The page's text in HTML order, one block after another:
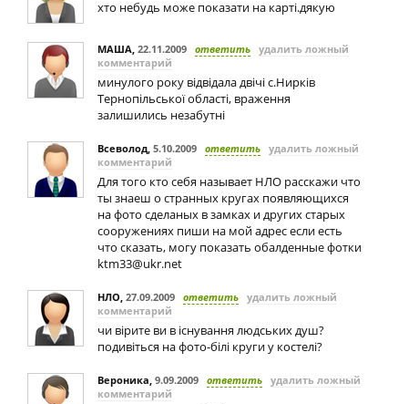
хто небудь може показати на карті.дякую
МАША, 22.11.2009 ответить удалить ложный
комментарий
минулого року відвідала двічі с.Нирків
Тернопільської області, враження
залишились незабутні
Всеволод, 5.10.2009 ответить удалить ложный
комментарий
Для того кто себя называет НЛО расскажи что
ты знаеш о странных кругах появляющихся
на фото сделаных в замках и других старых
сооружениях пиши на мой адрес если есть
что сказать, могу показать обалденные фотки
ktm33@ukr.net
НЛО, 27.09.2009 ответить удалить ложный
комментарий
чи вірите ви в існування людських душ?
подивіться на фото-білі круги у костелі?
Вероника, 9.09.2009 ответить удалить ложный
комментарий